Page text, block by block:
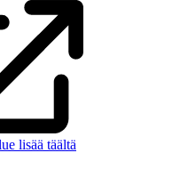
lisää täältä